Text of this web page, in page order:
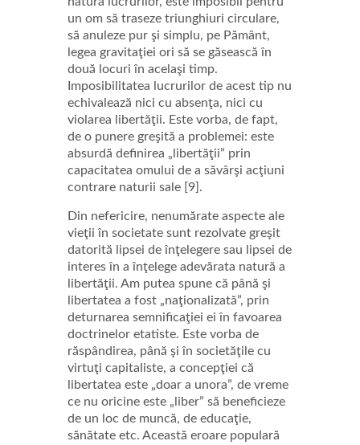
un om să traseze triunghiuri circulare,
să anuleze pur şi simplu, pe Pământ,
legea gravitaţiei ori să se găsească în
două locuri în acelaşi timp.
Imposibilitatea lucrurilor de acest tip nu
echivalează nici cu absenţa, nici cu
violarea libertăţii. Este vorba, de fapt,
de o punere greşită a problemei: este
absurdă definirea „libertăţii” prin
capacitatea omului de a săvârşi acţiuni
contrare naturii sale [9].
Din nefericire, nenumărate aspecte ale
vieţii în societate sunt rezolvate greşit
datorită lipsei de înţelegere sau lipsei de
interes în a înţelege adevărata natură a
libertăţii. Am putea spune că până şi
libertatea a fost „naţionalizată”, prin
deturnarea semnificaţiei ei în favoarea
doctrinelor etatiste. Este vorba de
răspândirea, până şi în societăţile cu
virtuţi capitaliste, a concepţiei că
libertatea este „doar a unora”, de vreme
ce nu oricine este „liber” să beneficieze
de un loc de muncă, de educaţie,
sănătate etc. Această eroare populară